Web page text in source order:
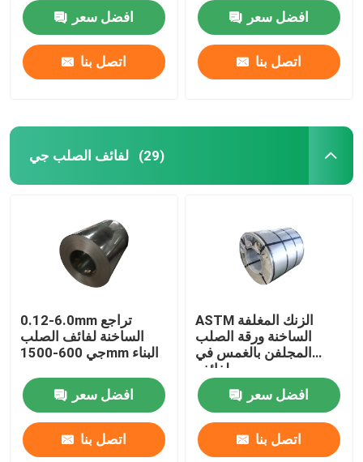
افضل سعر
اتصل بنا
افضل سعر
اتصل بنا
لفائف الصلب جي (29)
0.12-6.0mm تراجع
الساخنة لفائف الصلب
جي 600-1500mm البناء
افضل سعر
اتصل بنا
ASTM الزنك المغلفة
الساخنة ورقة الصلب
المجلفن بالغمس في
لفائف
افضل سعر
اتصل بنا